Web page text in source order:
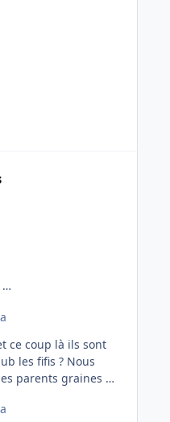
ce coup là ils sont
les fifis ? Nous
parents graines et